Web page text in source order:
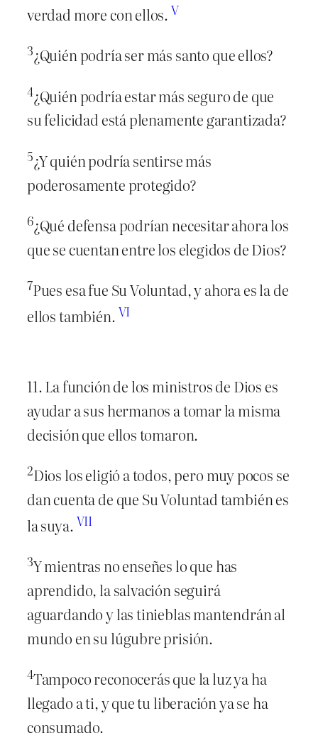
verdad more con ellos. V
3¿Quién podría ser más santo que ellos?
4¿Quién podría estar más seguro de que
su felicidad está plenamente garantizada?
5¿Y quién podría sentirse más
poderosamente protegido?
6¿Qué defensa podrían necesitar ahora los
que se cuentan entre los elegidos de Dios?
7Pues esa fue Su Voluntad, y ahora es la de
ellos también. VI
11. La función de los ministros de Dios es
ayudar a sus hermanos a tomar la misma
decisión que ellos tomaron.
2Dios los eligió a todos, pero muy pocos se
dan cuenta de que Su Voluntad también es
la suya. VII
3Y mientras no enseñes lo que has
aprendido, la salvación seguirá
aguardando y las tinieblas mantendrán al
mundo en su lúgubre prisión.
4Tampoco reconocerás que la luz ya ha
llegado a ti, y que tu liberación ya se ha
consumado.